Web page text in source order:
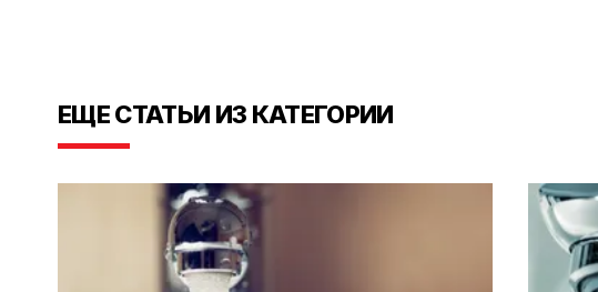
ЕЩЕ СТАТЬИ ИЗ КАТЕГОРИИ